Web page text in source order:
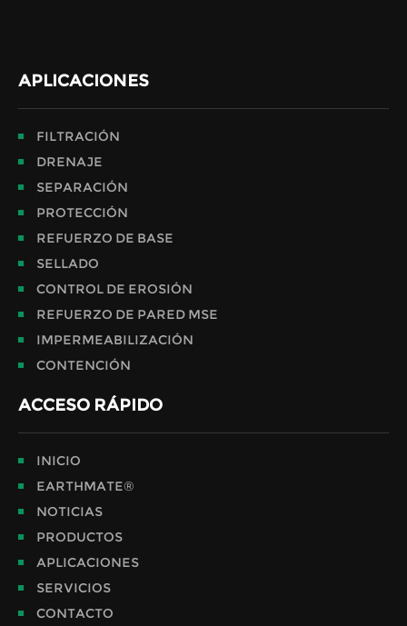
APLICACIONES
FILTRACIÓN
DRENAJE
SEPARACIÓN
PROTECCIÓN
REFUERZO DE BASE
SELLADO
CONTROL DE EROSIÓN
REFUERZO DE PARED MSE
IMPERMEABILIZACIÓN
CONTENCIÓN
ACCESO RÁPIDO
INICIO
EARTHMATE®
NOTICIAS
PRODUCTOS
APLICACIONES
SERVICIOS
CONTACTO